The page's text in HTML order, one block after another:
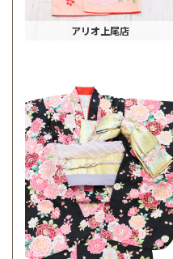
アリオ上尾店